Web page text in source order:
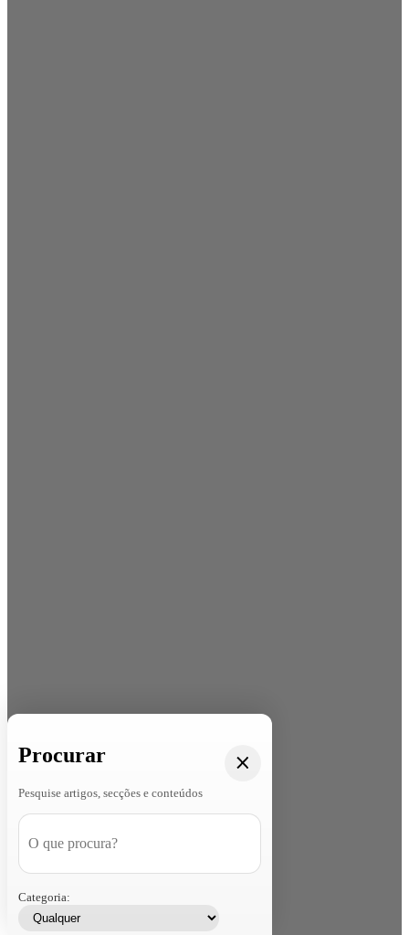
Procurar
Pesquise artigos, secções e conteúdos
Categoria: